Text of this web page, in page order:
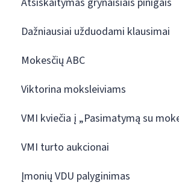
Dažniausiai užduodami klausimai
Mokesčių ABC
Viktorina moksleiviams
VMI kviečia į „Pasimatymą su
VMI turto aukcionai
Įmonių VDU palyginimas